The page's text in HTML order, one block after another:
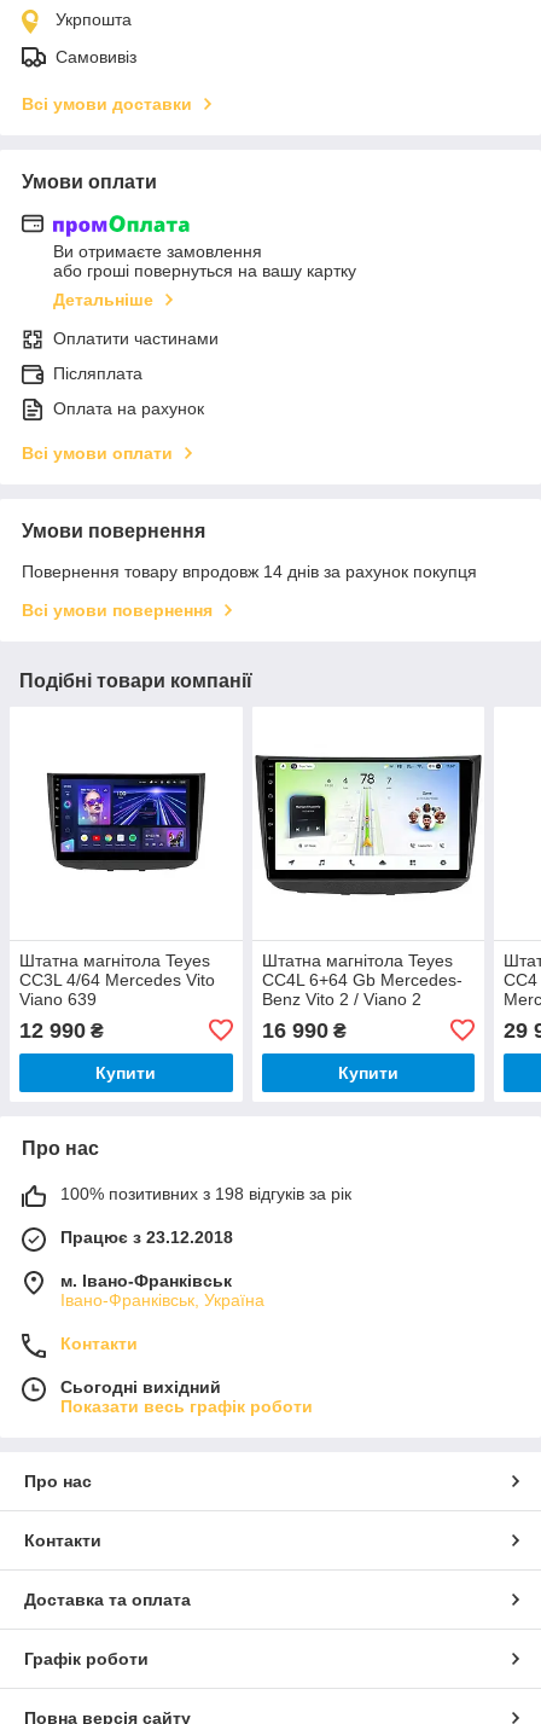
Укрпошта
Самовивіз
Всі умови доставки
Умови оплати
Ви отримаєте замовлення
або гроші повернуться на вашу картку
Детальніше
Оплатити частинами
Післяплата
Оплата на рахунок
Всі умови оплати
Умови повернення
Повернення товару впродовж 14 днів за рахунок покупця
Всі умови повернення
Подібні товари компанії
Штатна магнітола Teyes
CC3L 4/64 Mercedes Vito
Viano 639
12 990 ₴
Купити
Штатна магнітола Teyes
CC4L 6+64 Gb Mercedes-
Benz Vito 2 / Viano 2
16 990₴
Купити
29
Про нас
100% позитивних з 198 відгуків за рік
Працює з 23.12.2018
м. Івано-Франківськ
Івано-Франківськ, Україна
Контакти
Сьогодні вихідний
Показати весь графік роботи
Про нас
Контакти
Доставка та оплата
Графік роботи
Повна версія сайту